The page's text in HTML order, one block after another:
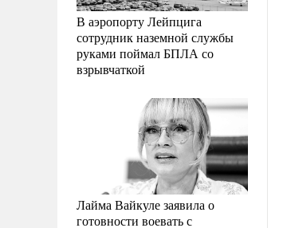
В аэропорту Лейпцига
сотрудник наземной службы
руками поймал БПЛА со
взрывчаткой
Лайма Вайкуле заявила о
готовности воевать с